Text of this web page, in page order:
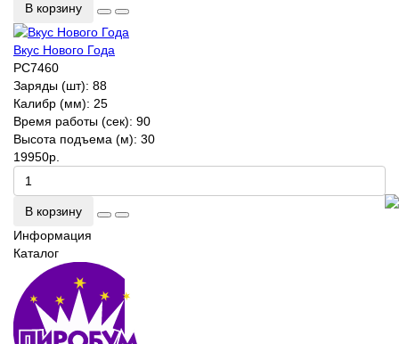
В корзину
Вкус Нового Года
РС7460
Заряды (шт): 88
Калибр (мм): 25
Время работы (сек): 90
Высота подъема (м): 30
19950р.
В корзину
Информация
Каталог